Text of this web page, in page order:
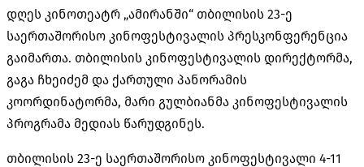
დღეს კინოთეატრ „ამირანში“ თბილისის 23-ე
საერთაშორისო კინოფესტივალის პრესკონფერენცია
გაიმართა. თბილისის კინოფესტივალის დირექტორმა,
გაგა ჩხეიძემ და ქართული პანორამის
კოორდინატორმა, მარი გულბიანმა კინოფესტივალის
პროგრამა მედიას წარუდგინეს.
თბილისის 23-ე საერთაშორისო კინოფესტივალი 4-11